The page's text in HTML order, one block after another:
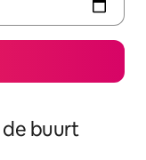
buurt